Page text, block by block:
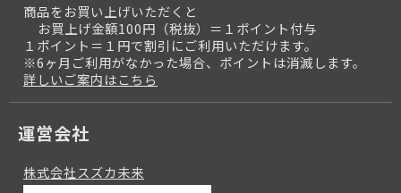
商品をお買い上げいただくと
お買上げ金額100円（税抜）＝１ポイント付与
１ポイント＝１円で割引にご利用いただけます。
※6ヶ月ご利用がなかった場合、ポイントは消滅します。
詳しいご案内はこちら
運営会社
株式会社スズカ未来